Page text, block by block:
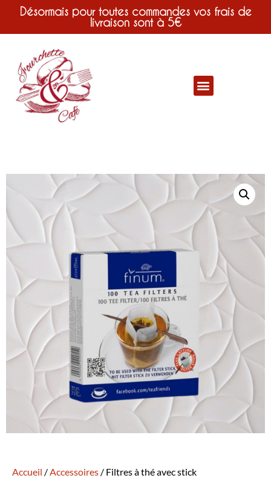
Désormais pour toutes commandes vos frais de
livraison sont à 5€
Accueil / Accessoires / Filtres à thé avec stick